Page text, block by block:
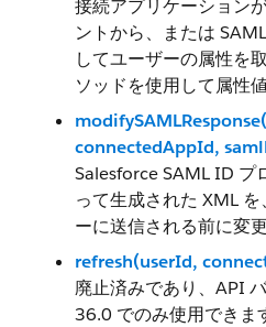
接続アプリケーション
ントから、または
してユーザーの属性を
ソッドを使用して属性
connectedAppId,
Salesforce SAML ID プ
って生成された XML
ーに送信される前に変更
refresh(userId,
廃止済みであり、API
36.0 でのみ使用できま